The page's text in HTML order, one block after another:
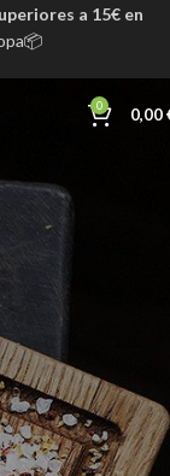
0 0,00
a 15€ en